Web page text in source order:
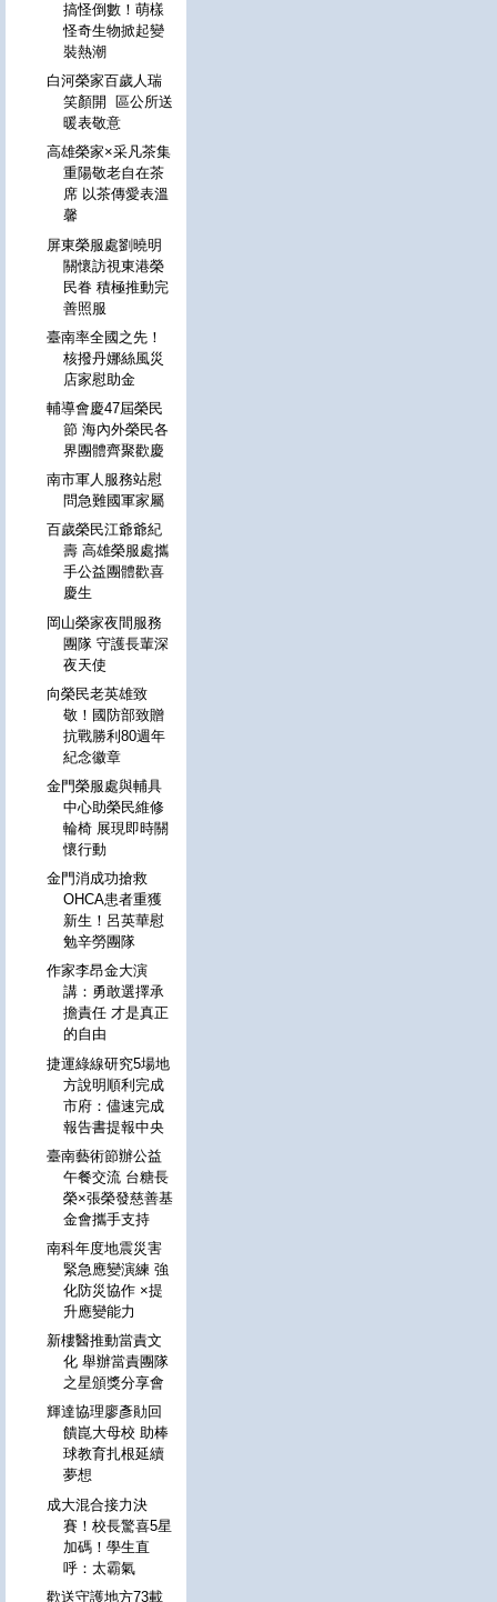
搞怪倒數！萌樣
怪奇生物掀起變
裝熱潮
白河榮家百歲人瑞
笑顏開 區公所送
暖表敬意
高雄榮家×采凡茶集
重陽敬老自在茶
席 以茶傳愛表溫
馨
屏東榮服處劉曉明
關懷訪視東港榮
民眷 積極推動完
善照服
臺南率全國之先！
核撥丹娜絲風災
店家慰助金
輔導會慶47屆榮民
節 海內外榮民各
界團體齊聚歡慶
南市軍人服務站慰
問急難國軍家屬
百歲榮民江爺爺紀
壽 高雄榮服處攜
手公益團體歡喜
慶生
岡山榮家夜間服務
團隊 守護長輩深
夜天使
向榮民老英雄致
敬！國防部致贈
抗戰勝利80週年
紀念徽章
金門榮服處與輔具
中心助榮民維修
輪椅 展現即時關
懷行動
金門消成功搶救
OHCA患者重獲
新生！呂英華慰
勉辛勞團隊
作家李昂金大演
講：勇敢選擇承
擔責任 才是真正
的自由
捷運綠線研究5場地
方說明順利完成
市府：儘速完成
報告書提報中央
臺南藝術節辦公益
午餐交流 台糖長
榮×張榮發慈善基
金會攜手支持
南科年度地震災害
緊急應變演練 強
化防災協作 ×提
升應變能力
新樓醫推動當責文
化 舉辦當責團隊
之星頒獎分享會
輝達協理廖彥勛回
饋崑大母校 助棒
球教育扎根延續
夢想
成大混合接力決
賽！校長驚喜5星
加碼！學生直
呼：太霸氣
歡送守護地方73載